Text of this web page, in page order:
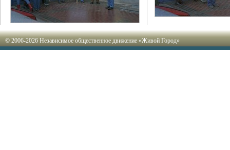
© 2006-2026 Независимое общественное движение «Живой Город»